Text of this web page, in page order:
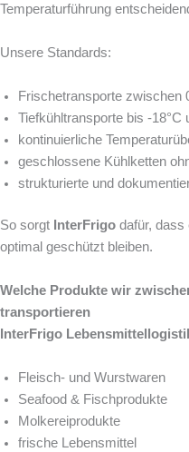
Temperaturführung
Unsere Standards:
Frischetransporte zwischen
Tiefkühltransporte bis -18°C
kontinuierliche
geschlossene Kühlketten
strukturierte und
So sorgt InterFrigo dafür, dass
optimal geschützt bleiben.
Welche Produkte wir
transportieren
InterFrigo
Fleisch- und Wurstwaren
Seafood & Fischprodukte
Molkereiprodukte
frische Lebensmittel